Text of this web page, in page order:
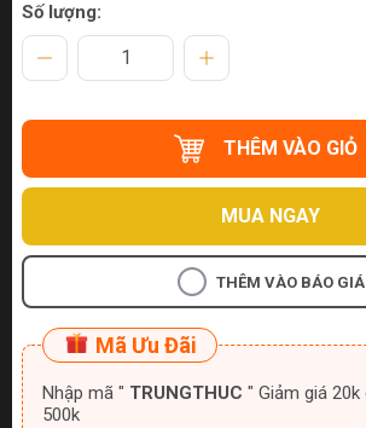
Số lượng:
THÊM VÀO GIỎ
MUA NGAY
THÊM VÀO BÁO GIÁ
Mã Ưu Đãi
Nhập mã " TRUNGTHUC " Giảm giá 20k cho đơn hàng từ
500k